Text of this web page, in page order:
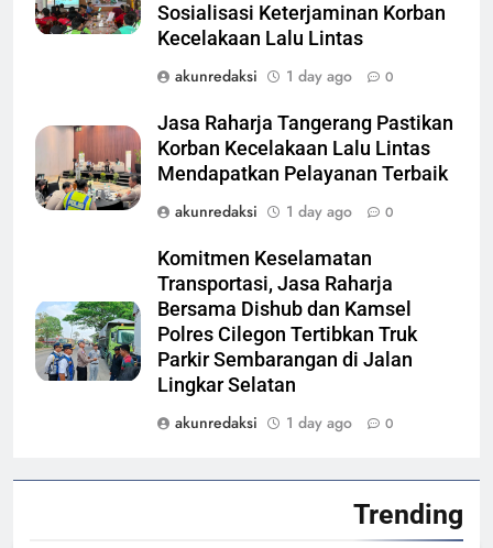
Sosialisasi Keterjaminan Korban
Kecelakaan Lalu Lintas
akunredaksi
1 day ago 0
Jasa Raharja Tangerang Pastikan
Korban Kecelakaan Lalu Lintas
Mendapatkan Pelayanan Terbaik
akunredaksi
1 day ago 0
Komitmen Keselamatan
Transportasi, Jasa Raharja
Bersama Dishub dan Kamsel
Polres Cilegon Tertibkan Truk
Parkir Sembarangan di Jalan
Lingkar Selatan
akunredaksi
1 day ago 0
Trending